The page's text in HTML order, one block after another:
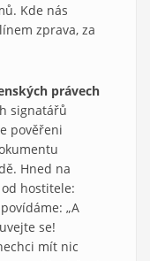
Kde nás
zprava, za
právech
signatářů
pověřeni
Hned na
hostitele:
„A
se!
mít nic